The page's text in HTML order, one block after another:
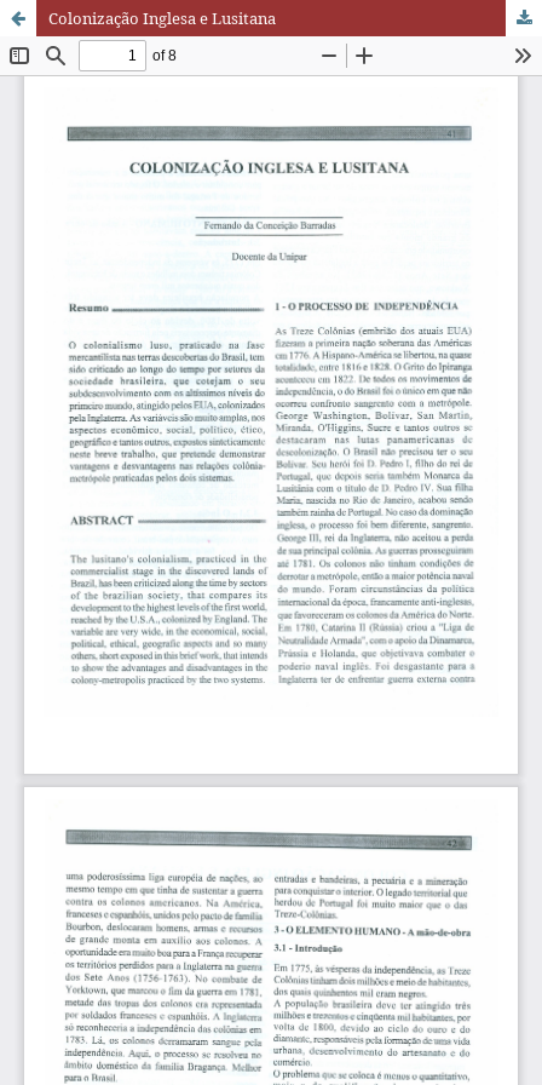
Colonização Inglesa e Lusitana